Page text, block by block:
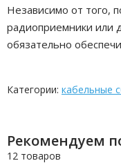
Независимо от того,
радиоприемники или
обязательно
Категории: кабельные
Рекомендуем
12 товаров